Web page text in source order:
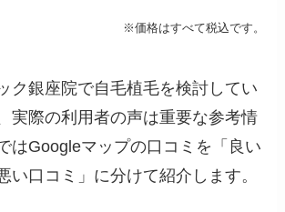
※価格はすべて税込です。
ク銀座院で自毛植毛を検討してい
実際の利用者の声は重要な参考情
はGoogleマップの口コミを「良い
い口コミ」に分けて紹介します。